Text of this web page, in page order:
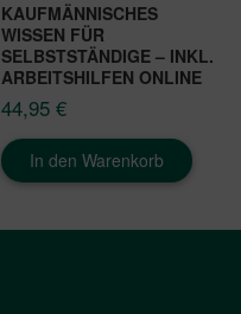
KAUFMÄNNISCHES
WISSEN FÜR
SELBSTSTÄNDIGE – INKL.
ARBEITSHILFEN ONLINE
44,95 €
In den Warenkorb